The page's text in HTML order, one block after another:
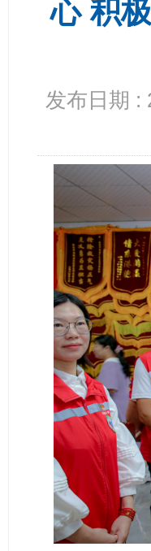
心 积
发布日期 :